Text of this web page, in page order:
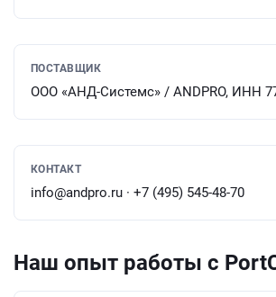
ПОСТАВЩИК
ООО «АНД-Системс» / ANDPRO, ИНН
КОНТАКТ
info@andpro.ru · +7 (495) 545-48-70
Наш опыт работы с